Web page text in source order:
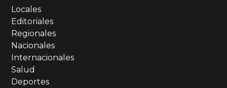
Locales
Editoriales
Regionales
Nacionales
Internacionales
Salud
Deportes